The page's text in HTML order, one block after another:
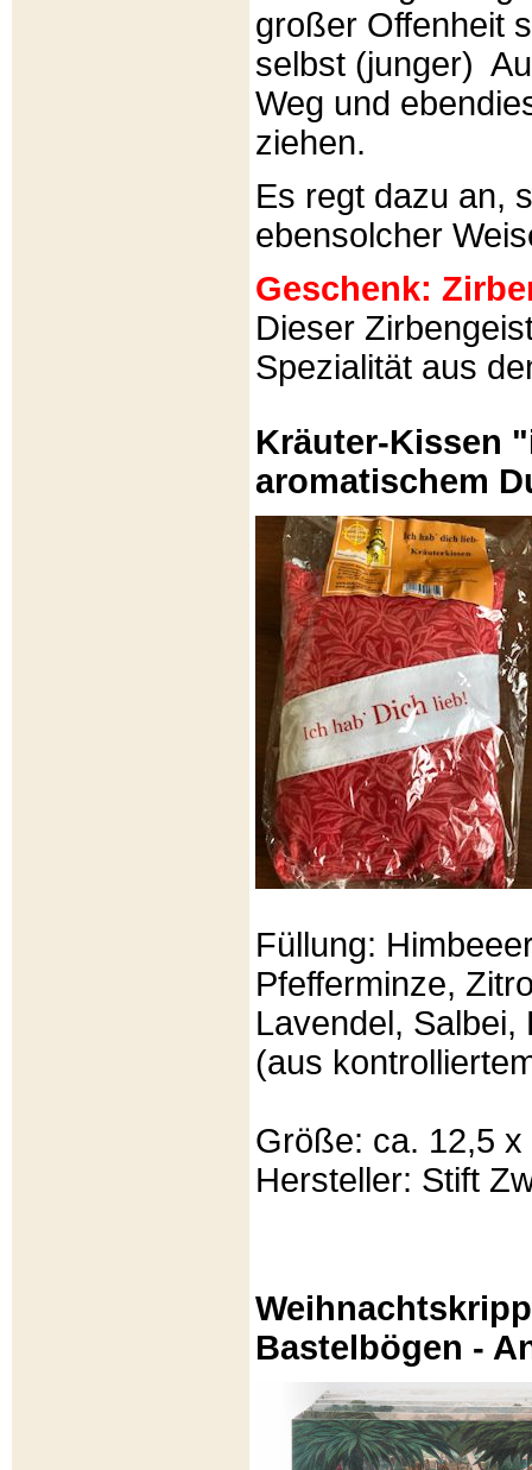
großer Offenheit
selbst (junger)
Weg und
ziehen.
Es regt dazu an,
ebensolcher
Geschenk:
Dieser
Spezialität aus
Kräuter-Kissen
aromatischem
Füllung:
Pfefferminze,
Lavendel, Salbei,
(aus
Größe: ca. 12,5 x
Hersteller: Stift
Bastelbögen -